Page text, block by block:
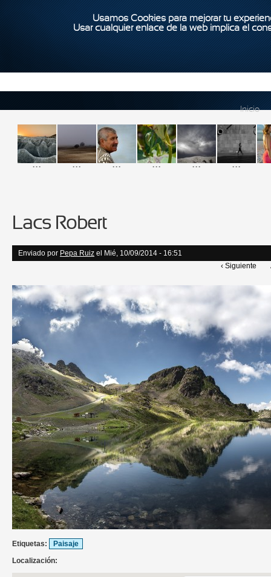
Usamos Cookies para mejorar tu
Usar cualquier enlace de la web implica el
Inicio
... ... ... ... ... ...
Lacs Robert
Enviado por Pepa Ruiz el Mié, 10/09/2014 - 16:51
‹ Siguiente
Etiquetas:
Paisaje
Localización: